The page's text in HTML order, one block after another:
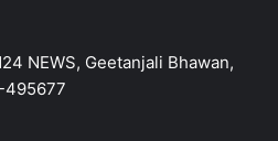
NEWS, Geetanjali Bhawan,
495677